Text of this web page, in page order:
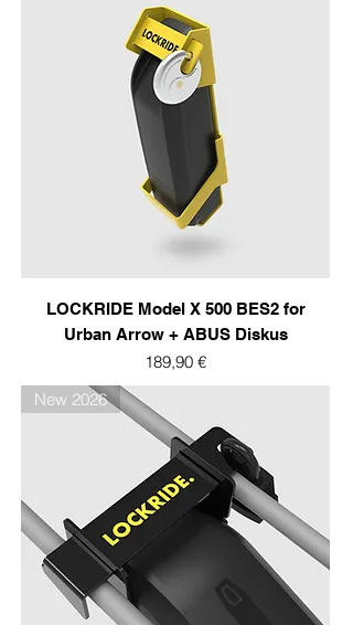
LOCKRIDE Model X 500 BES2 for
Urban Arrow + ABUS Diskus
Prix
189,90 €
New 2026